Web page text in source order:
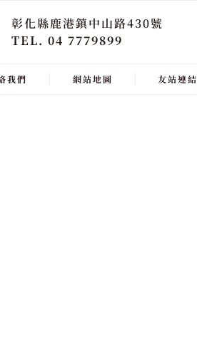
彰化縣鹿港鎮中山路430號
TEL. 04 7779899
我們 網站地圖 友站連結